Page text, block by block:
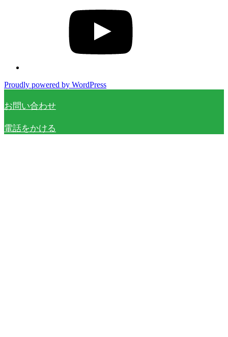
Proudly powered by WordPress
お問い合わせ
電話をかける